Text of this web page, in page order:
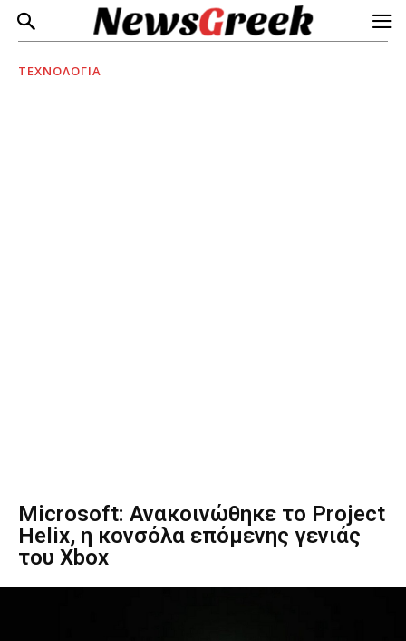
ΤΕΧΝΟΛΟΓΙΑ
Microsoft: Ανακοινώθηκε το Project
Helix, η κονσόλα επόμενης γενιάς
του Xbox